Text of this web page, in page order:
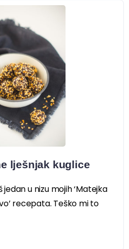
lješnjak kuglice
u nizu mojih ‘Matejka
recepata. Teško mi to